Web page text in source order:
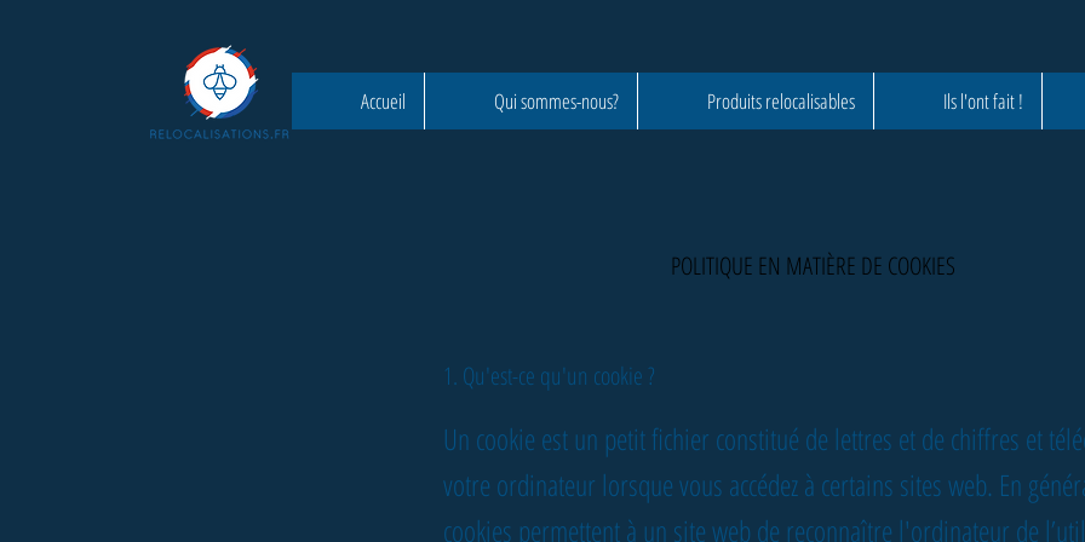
Accueil Qui sommes-nous? Produits relocalisables Ils l'ont fait !
POLITIQUE EN MATIÈRE DE COOKIES
1. Qu'est-ce qu'un cookie ?
Un cookie est un petit fichier constitué de lettres et de chiffres et
votre ordinateur lorsque vous accédez à certains sites web. En
cookies permettent à un site web de reconnaître l'ordinateur de